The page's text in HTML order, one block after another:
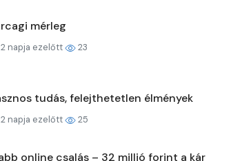
mérleg
2 napja ezelőtt 23
tudás, felejthetetlen élmények
2 napja ezelőtt 25
online csalás – 32 millió forint a kár